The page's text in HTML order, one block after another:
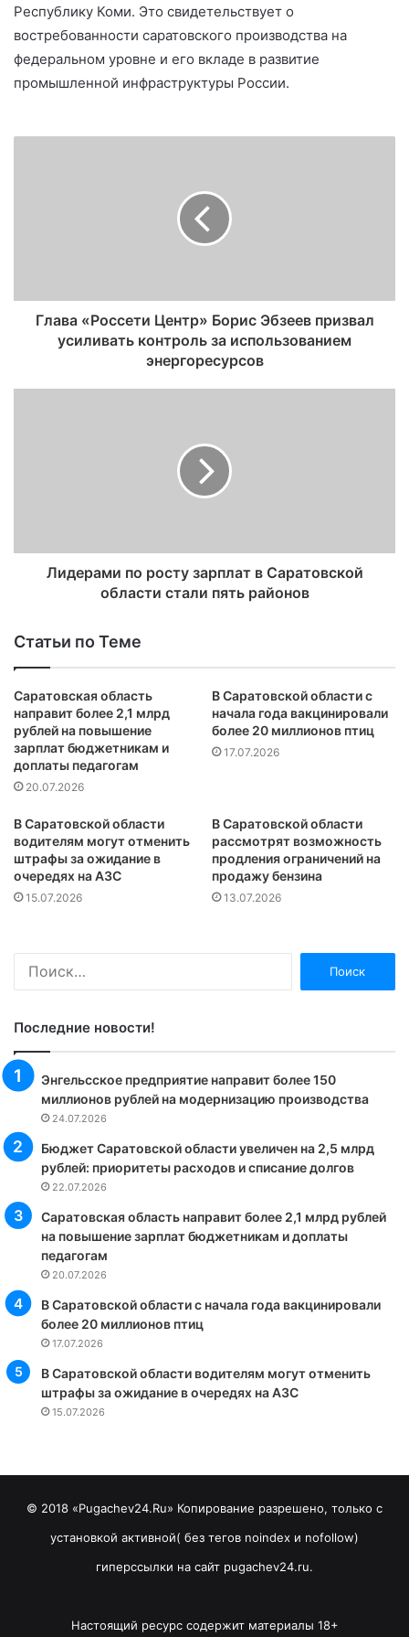
Республику Коми. Это свидетельствует о
востребованности саратовского производства на
федеральном уровне и его вкладе в развитие
промышленной инфраструктуры России.
Глава «Россети Центр» Борис Эбзеев призвал
усиливать контроль за использованием
энергоресурсов
Лидерами по росту зарплат в Саратовской
области стали пять районов
Статьи по Теме
Саратовская область
направит более 2,1 млрд
рублей на повышение
зарплат бюджетникам и
доплаты педагогам
20.07.2026
В Саратовской области с
начала года вакцинировали
более 20 миллионов птиц
17.07.2026
В Саратовской области
водителям могут отменить
штрафы за ожидание в
очередях на АЗС
15.07.2026
В Саратовской области
рассмотрят возможность
продления ограничений на
продажу бензина
13.07.2026
Последние новости!
Энгельсское предприятие направит более 150
миллионов рублей на модернизацию производства
24.07.2026
Бюджет Саратовской области увеличен на 2,5 млрд
рублей: приоритеты расходов и списание долгов
22.07.2026
Саратовская область направит более 2,1 млрд рублей
на повышение зарплат бюджетникам и доплаты
педагогам
20.07.2026
В Саратовской области с начала года вакцинировали
более 20 миллионов птиц
17.07.2026
В Саратовской области водителям могут отменить
штрафы за ожидание в очередях на АЗС
15.07.2026
© 2018 «Pugachev24.Ru» Копирование разрешено, только с
установкой активной( без тегов noindex и nofollow)
гиперссылки на сайт pugachev24.ru.
Настоящий ресурс содержит материалы 18+